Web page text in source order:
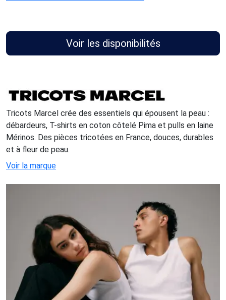
Voir les disponibilités
Tricots Marcel crée des essentiels qui épousent la peau :
débardeurs, T-shirts en coton côtelé Pima et pulls en laine
Mérinos. Des pièces tricotées en France, douces, durables
et à fleur de peau.
Voir la marque